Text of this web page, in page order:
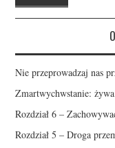
Nie przeprowadzaj nas
Zmartwychwstanie:
Rozdział 6 –
Rozdział 5 – Droga